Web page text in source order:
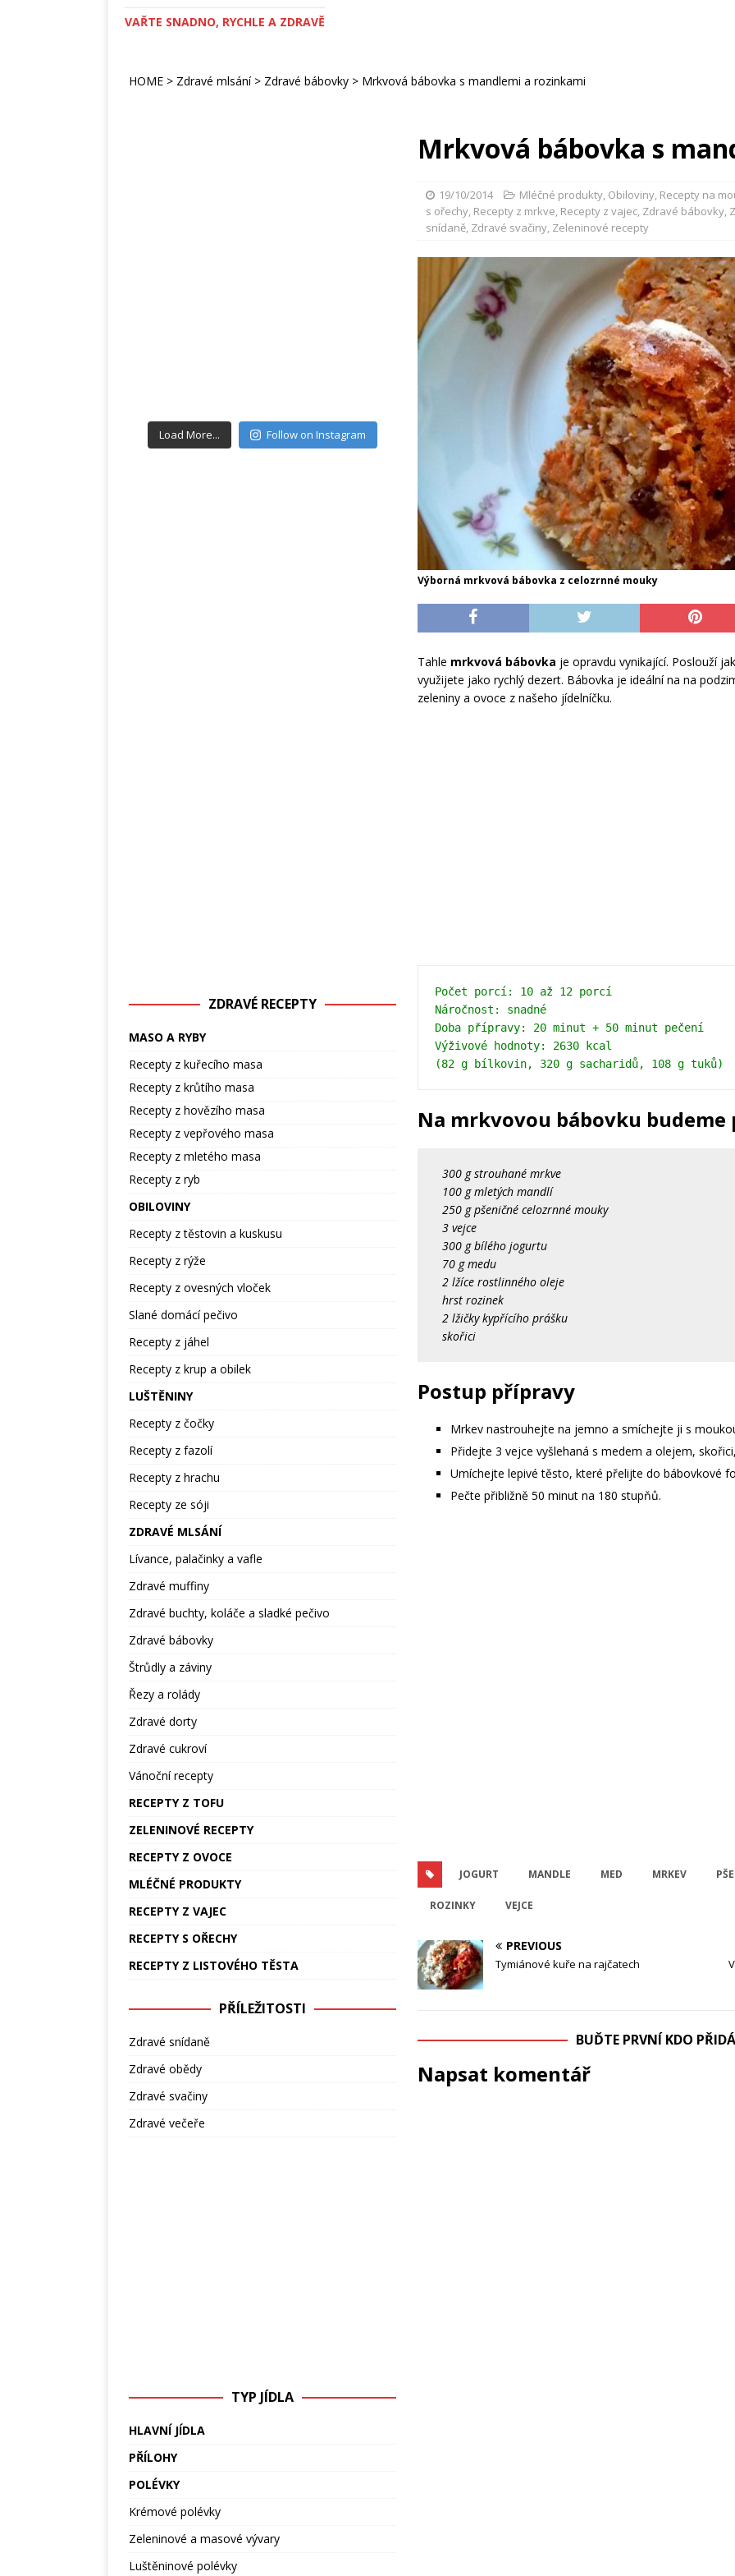
VAŘTE SNADNO, RYCHLE A ZDRAVĚ
HOME > Zdravé mlsání> Zdravé bábovky > Mrkvová bábovka s mandlemi a rozinkami
Mrkvová bábovka s
19/10/2014 Mléčné produkty, Obiloviny, Recepty na
s ořechy, Recepty z mrkve, Recepty z vajec, Zdravé bábovky,
snídaně, Zdravé svačiny, Zeleninové recepty
Výborná mrkvová bábovka z celozrnné mouky
Tahle mrkvová bábovka je opravdu vynikající. Poslouží
využijete jako rychlý dezert. Bábovka je ideální na na
zeleniny a ovoce z našeho jídelníčku.
Počet porcí: 10 až 12 porcí
Náročnost: snadné
Doba přípravy: 20 minut + 50 minut pečení
Výživové hodnoty: 2630 kcal
(82 g bílkovin, 320 g sacharidů, 108 g tuků)
Na mrkvovou bábovku
300 g strouhané mrkve
100 g mletých mandlí
250 g pšeničné celozrnné mouky
3 vejce
300 g bílého jogurtu
70 g medu
2 lžíce rostlinného oleje
hrst rozinek
2 lžičky kypřícího prášku
skořici
Postup přípravy
Mrkev nastrouhejte na jemno a smíchejte ji s
Přidejte 3 vejce vyšlehaná s medem a olejem,
Umíchejte lepivé těsto, které přelijte do bábovkové
Pečte přibližně 50 minut na 180 stupňů.
JOGURT MANDLE MED MRKEV
ROZINKY VEJCE
PREVIOUS
Tymiánové kuře na rajčatech
BUĎTE PRVNÍ KDO
Napsat komentář
Load More... Follow on Instagram
ZDRAVÉ RECEPTY
MASO A RYBY
Recepty z kuřecího masa
Recepty z krůtího masa
Recepty z hovězího masa
Recepty z vepřového masa
Recepty z mletého masa
Recepty z ryb
OBILOVINY
Recepty z těstovin a kuskusu
Recepty z rýže
Recepty z ovesných vloček
Slané domácí pečivo
Recepty z jáhel
Recepty z krup a obilek
LUŠTĚNINY
Recepty z čočky
Recepty z fazolí
Recepty z hrachu
Recepty ze sóji
ZDRAVÉ MLSÁNÍ
Lívance, palačinky a vafle
Zdravé muffiny
Zdravé buchty, koláče a sladké pečivo
Zdravé bábovky
Štrůdly a záviny
Řezy a rolády
Zdravé dorty
Zdravé cukroví
Vánoční recepty
RECEPTY Z TOFU
ZELENINOVÉ RECEPTY
RECEPTY Z OVOCE
MLÉČNÉ PRODUKTY
RECEPTY Z VAJEC
RECEPTY S OŘECHY
RECEPTY Z LISTOVÉHO TĚSTA
PŘÍLEŽITOSTI
Zdravé snídaně
Zdravé obědy
Zdravé svačiny
Zdravé večeře
TYP JÍDLA
HLAVNÍ JÍDLA
PŘÍLOHY
POLÉVKY
Krémové polévky
Zeleninové a masové vývary
Luštěninové polévky